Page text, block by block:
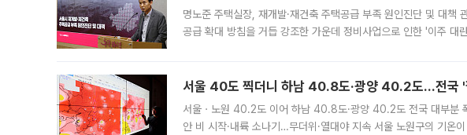
명노준 주택실장, 재개발·재건축 주택공급 부족 원인진단 및 대책
공급 확대 방침을 거듭 강조한 가운데 정비사업으로 인한 '이주 대
서울 40도 찍더니 하남 40.8도·광양 40.2도…전국 '
서울ㆍ노원 40.2도 이어 하남 40.8도·광양 40.2도 전국 대부분
안 비 시작·내륙 소나기…무더위·열대야 지속 서울 노원구의 기온